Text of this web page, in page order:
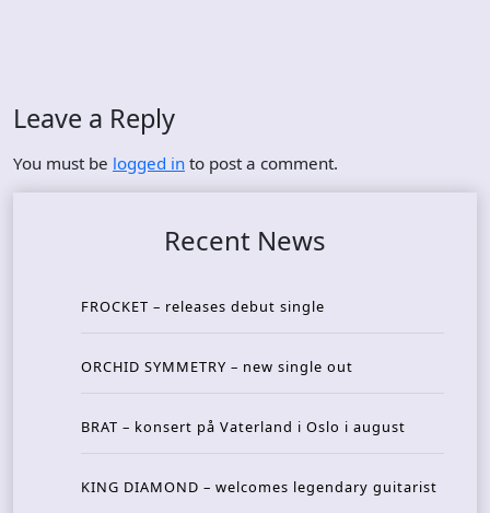
Leave a Reply
You must be logged in to post a comment.
Recent News
FROCKET – releases debut single
ORCHID SYMMETRY – new single out
BRAT – konsert på Vaterland i Oslo i august
KING DIAMOND – welcomes legendary guitarist